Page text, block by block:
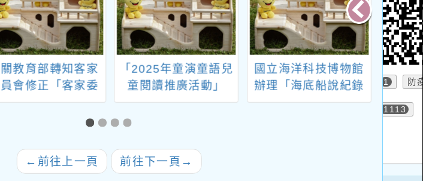
教育部轉知客家
會修正「客家委
客家貢獻獎頒給
要點」第3點、第7
年7月1日生效，
一案，請查照。
「2025年童演童語兒
童閱讀推廣活動」
國立海洋科技博物館
辦理「海底船說紀錄
片觀賞」免費教育活
檢送
級中
保服
土語
← 前往上一頁 前往下一頁 →